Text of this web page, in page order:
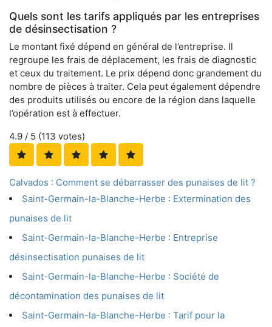
Quels sont les tarifs appliqués par les entreprises
de désinsectisation ?
Le montant fixé dépend en général de l’entreprise. Il
regroupe les frais de déplacement, les frais de diagnostic
et ceux du traitement. Le prix dépend donc grandement du
nombre de pièces à traiter. Cela peut également dépendre
des produits utilisés ou encore de la région dans laquelle
l’opération est à effectuer.
4.9 / 5 (113 votes)
Calvados : Comment se débarrasser des punaises de lit ?
Saint-Germain-la-Blanche-Herbe : Extermination des
punaises de lit
Saint-Germain-la-Blanche-Herbe : Entreprise
désinsectisation punaises de lit
Saint-Germain-la-Blanche-Herbe : Société de
décontamination des punaises de lit
Saint-Germain-la-Blanche-Herbe : Tarif pour la